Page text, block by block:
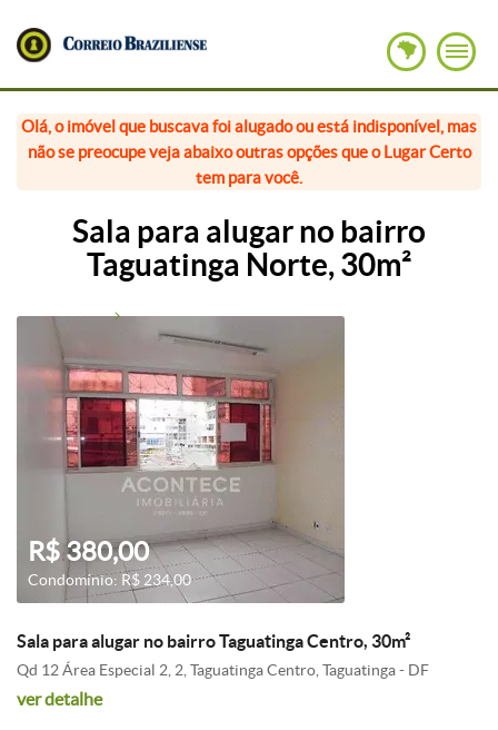
Olá, o imóvel que buscava foi alugado ou está indisponível, mas
não se preocupe veja abaixo outras opções que o Lugar Certo
tem para você.
Sala para alugar no bairro
Taguatinga Norte, 30m²
R$ 380,00
Condomínio: R$ 234,00
Sala para alugar no bairro Taguatinga Centro, 30m²
Qd 12 Área Especial 2, 2, Taguatinga Centro, Taguatinga - DF
ver detalhe